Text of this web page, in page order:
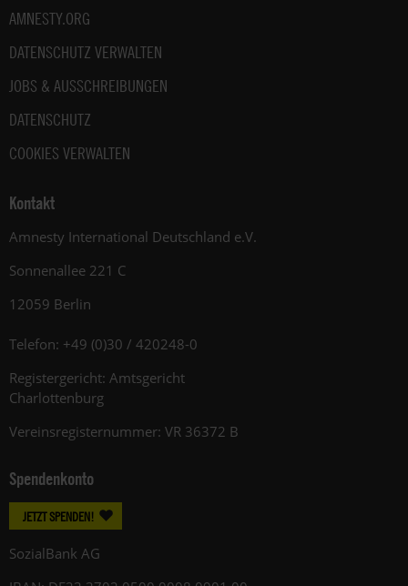
AMNESTY.ORG
DATENSCHUTZ VERWALTEN
JOBS & AUSSCHREIBUNGEN
DATENSCHUTZ
COOKIES VERWALTEN
Kontakt
Amnesty International Deutschland e.V.
Sonnenallee 221 C
12059 Berlin
Telefon: +49 (0)30 / 420248-0
Registergericht: Amtsgericht
Charlottenburg
Vereinsregisternummer: VR 36372 B
Spendenkonto
JETZT SPENDEN!
SozialBank AG